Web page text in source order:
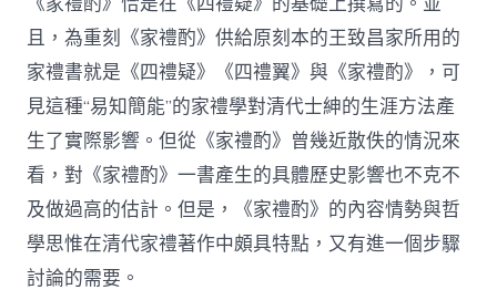
且，為重刻《家禮酌》供給原刻本的王致昌家所用的
家禮書就是《四禮疑》《四禮翼》與《家禮酌》，可
見這種“易知簡能”的家禮學對清代士紳的生涯方法產
生了實際影響。但從《家禮酌》曾幾近散佚的情況來
看，對《家禮酌》一書產生的具體歷史影響也不克不
及做過高的估計。但是，《家禮酌》的內容情勢與哲
學思惟在清代家禮著作中頗具特點，又有進一個步驟
討論的需要。